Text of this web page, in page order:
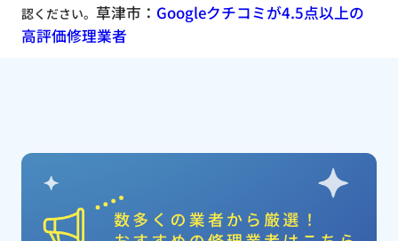
認ください。 草津市： Googleクチコミが4.5点以上の
高評価修理業者